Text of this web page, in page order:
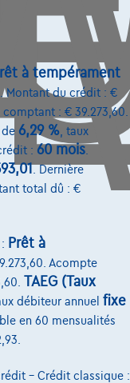
à tempérament
. Montant du crédit : €
: € 39.273,60.
de 6,29 % , taux
: 60 mois
. Dernière
total dû : €
Prêt à
Acompte
TAEG (Taux
débiteur annuel fixe
en 60 mensualités
– Crédit classique :